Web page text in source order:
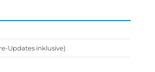
Updates inklusive)